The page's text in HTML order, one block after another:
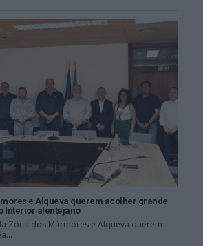
e Alqueva querem acolher grande
Interior alentejano
Zona dos Mármores e Alqueva querem